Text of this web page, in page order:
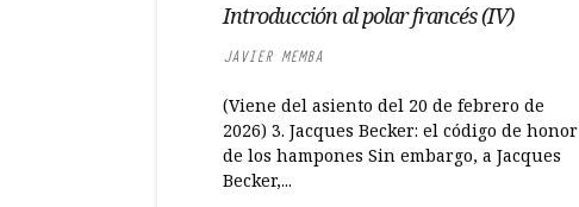
Introducción al polar francés (IV)
JAVIER MEMBA
(Viene del asiento del 20 de febrero de
2026) 3. Jacques Becker: el código de honor
de los hampones Sin embargo, a Jacques
Becker,...